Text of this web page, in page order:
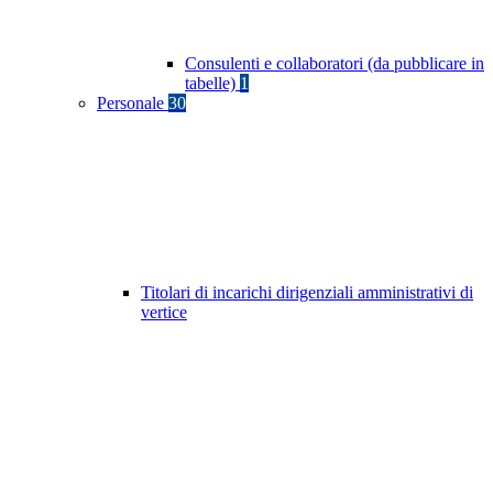
Consulenti e collaboratori (da pubblicare in
tabelle) 1
Personale 30
Titolari di incarichi dirigenziali amministrativi di
vertice